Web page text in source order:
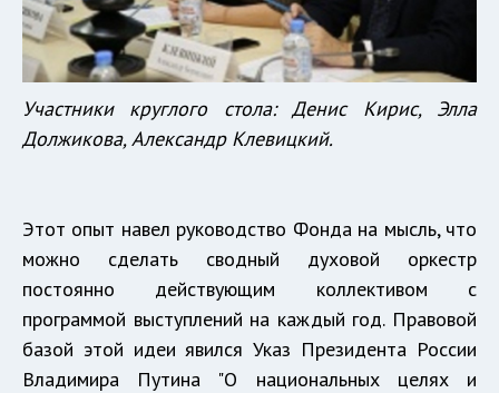
Участники круглого стола: Денис Кирис, Элла
Должикова, Александр Клевицкий.
Этот опыт навел руководство Фонда на мысль, что
можно сделать сводный духовой оркестр
постоянно действующим коллективом с
программой выступлений на каждый год. Правовой
базой этой идеи явился Указ Президента России
Владимира Путина "О национальных целях и